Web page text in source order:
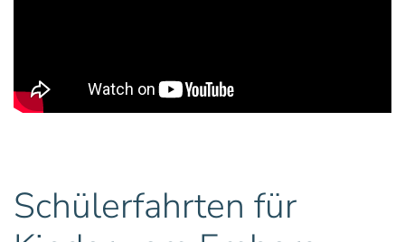
Schülerfahrten für